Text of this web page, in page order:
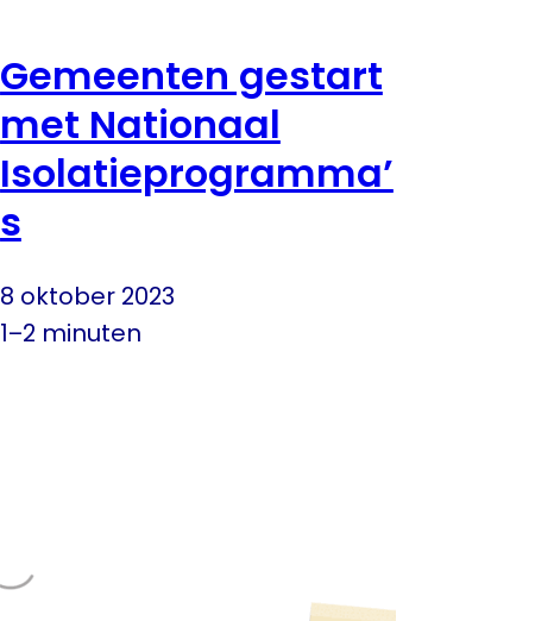
Gemeenten gestart
met Nationaal
Isolatieprogramma’
s
8 oktober 2023
1–2 minuten